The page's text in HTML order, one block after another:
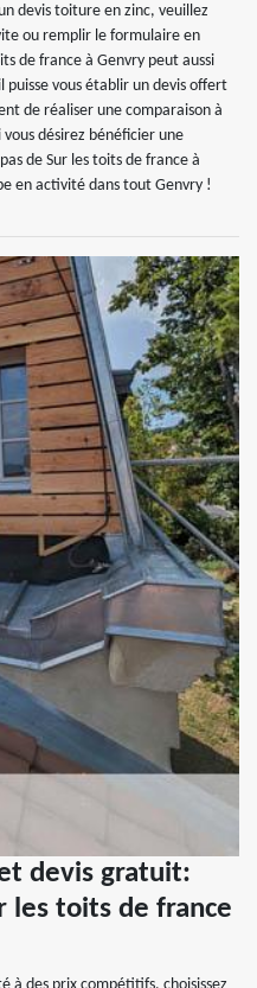
devis toiture en zinc, veuillez
ou remplir le formulaire en
de france à Genvry peut aussi
puisse vous établir un devis offert
de réaliser une comparaison à
désirez bénéficier une
de Sur les toits de france à
en activité dans tout Genvry !
devis gratuit:
les toits de france